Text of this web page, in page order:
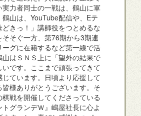
力者同士の一戦は、鶴山に軍
山は、YouTube配信や、Eテ
どきっ！」講師役をつとめるな
そそぐ一方、第76期から3期連
グに在籍するなど第一線で活
はＳＮＳ上に「望外の結果で
です。ここまで頑張ってきて
じています。日頃より応援して
皆様ありがとうございます。そ
棋戦を開催してくださっている
トグランデＷ』嶋屋社長に心よ